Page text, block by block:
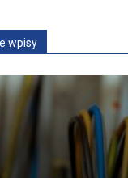
wpisy